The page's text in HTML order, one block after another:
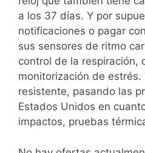
a los 37 días. Y por
notificaciones o pagar
sus sensores de ritmo
control de la respiración,
monitorización de estrés.
resistente, pasando las
Estados Unidos en
impactos, pruebas